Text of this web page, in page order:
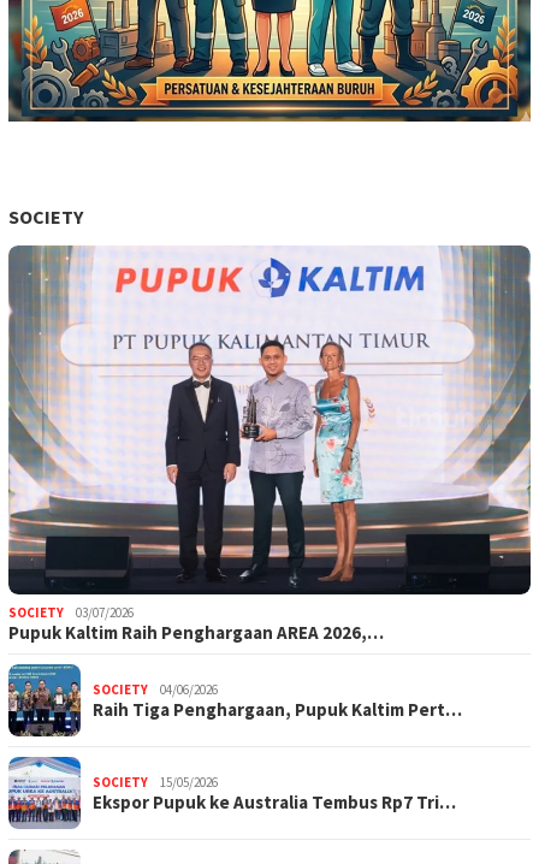
SOCIETY
SOCIETY 03/07/2026
Pupuk Kaltim Raih Penghargaan AREA 2026,…
SOCIETY 04/06/2026
Raih Tiga Penghargaan, Pupuk Kaltim Pert…
SOCIETY 15/05/2026
Ekspor Pupuk ke Australia Tembus Rp7 Tri…